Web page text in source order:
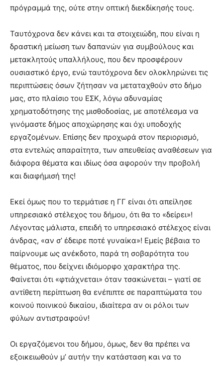
πρόγραμμά της, ούτε στην οπτική διεκδίκησής τους.
Ταυτόχρονα δεν κάνει και τα στοιχειώδη, που είναι η
δραστική μείωση των δαπανών για συμβούλους και
μετακλητούς υπαλλήλους, που δεν προσφέρουν
ουσιαστικό έργο, ενώ ταυτόχρονα δεν ολοκληρώνει τις
περιπτώσεις όσων ζήτησαν να μεταταχθούν στο δήμο
μας, στο πλαίσιο του ΕΣΚ, λόγω αδυναμίας
χρηματοδότησης της μισθοδοσίας, με αποτέλεσμα να
γινόμαστε δήμος αποχώρησης και όχι υποδοχής
εργαζομένων. Επίσης δεν προχωρά στον περιορισμό,
στα εντελώς απαραίτητα, των απευθείας αναθέσεων για
διάφορα θέματα και ιδίως όσα αφορούν την προβολή
και διαφήμισή της!
Εκεί όμως που το τερμάτισε η ΓΓ είναι ότι απείλησε
υπηρεσιακό στέλεχος του δήμου, ότι θα το «δείρει»!
Λέγοντας μάλιστα, επειδή το υπηρεσιακό στέλεχος είναι
άνδρας, «αν σ’ έδειρε ποτέ γυναίκα»! Εμείς βέβαια το
παίρνουμε ως ανέκδοτο, παρά τη σοβαρότητα του
θέματος, που δείχνει ιδιόμορφο χαρακτήρα της.
Φαίνεται ότι «φτιάχνεται» όταν τσακώνεται – γιατί σε
αντίθετη περίπτωση θα ενέπιπτε σε παραπτώματα του
κοινού ποινικού δικαίου, ιδιαίτερα αν οι ρόλοι των
φύλων αντιστραφούν!
Οι εργαζόμενοι του δήμου, όμως, δεν θα πρέπει να
εξοικειωθούν μ’ αυτήν την κατάσταση και να το